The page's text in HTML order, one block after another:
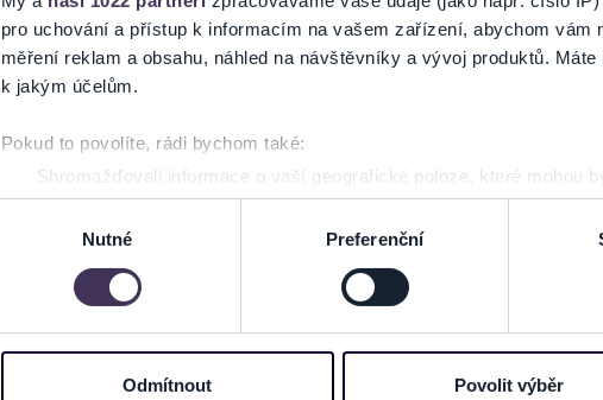
pro uchování a přístup k informacím na vašem zařízení, abychom vám
měření reklam a obsahu, náhled na návštěvníky a vývoj produktů.
k jakým účelům.
Pokud to povolíte, rádi bychom také:
Shromažďovali informace o vaší geografické poloze, které mohou
Identifikovali vaše zařízení pomocí aktivního skenování pro
Zjistěte více o tom, jak zpracováváme vaše osobní údaje, a nastavte si
můžete kdykoliv změnit nebo odvolat v části Prohlášení o souborech
informace o vašem zařízení nebo vaší aktivitě na našich webových
osobní údaje. Získané informace používáme např. k analýze
Nutné Preferenční
Odmítnout Povolit výběr
PRIHLÁSIŤ SA K
Pridajte sa do zoznamu odberateľov a doručte si najnovšie